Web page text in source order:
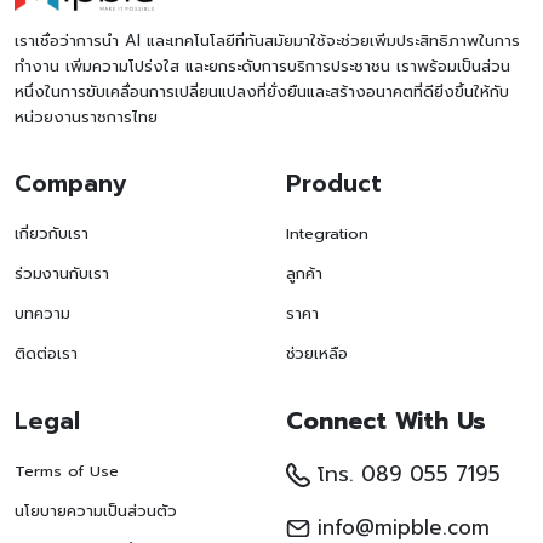
เราเชื่อว่าการนำ AI และเทคโนโลยีที่ทันสมัยมาใช้จะช่วยเพิ่มประสิทธิภาพในการ
ทำงาน เพิ่มความโปร่งใส และยกระดับการบริการประชาชน เราพร้อมเป็นส่วน
หนึ่งในการขับเคลื่อนการเปลี่ยนแปลงที่ยั่งยืนและสร้างอนาคตที่ดียิ่งขึ้นให้กับ
หน่วยงานราชการไทย
Company
เกี่ยวกับเรา
ร่วมงานกับเรา
บทความ
ติดต่อเรา
Product
Integration
ลูกค้า
ราคา
ช่วยเหลือ
Legal
Terms of Use
นโยบายความเป็นส่วนตัว
Connect With Us
โทร. 089 055 7195
info@mipble.com